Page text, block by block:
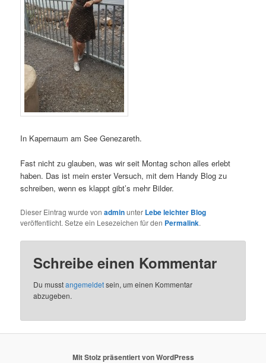
In Kapernaum am See Genezareth.
Fast nicht zu glauben, was wir seit Montag schon alles erlebt
haben. Das ist mein erster Versuch, mit dem Handy Blog zu
schreiben, wenn es klappt gibt’s mehr Bilder.
Dieser Eintrag wurde vonadminunter Lebe leichter Blog
veröffentlicht. Setze ein Lesezeichen für den Permalink.
Schreibe einen Kommentar
Du musstangemeldetsein, um einen Kommentar
abzugeben.
Mit Stolz präsentiert von WordPress